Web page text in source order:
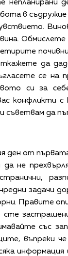
непланирани
в
да
се
си за
конфликти
съветвам да
ден от
не
задачи
Правите
със
въпреки